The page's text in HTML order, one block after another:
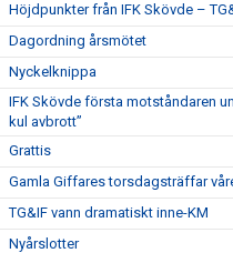
Höjdpunkter från IFK Skövde –
Dagordning årsmötet
Nyckelknippa
IFK Skövde första motståndaren
kul avbrott”
Grattis
Gamla Giffares torsdagsträffar
TG&IF vann dramatiskt inne-KM
Nyårslotter